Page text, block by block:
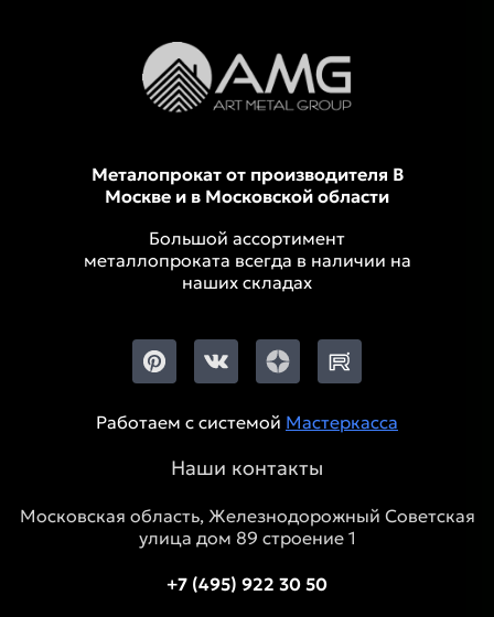
Металопрокат от производителя В
Москве и в Московской области
Большой ассортимент
металлопроката всегда в наличии на
наших складах
Работаем с системой Мастеркасса
Наши контакты
Московская область, Железнодорожный Советская
улица дом 89 строение 1
+7 (495) 922 30 50